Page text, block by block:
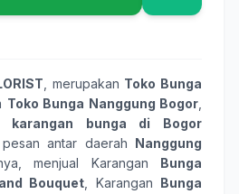
, merupakan Toko Bunga
Toko Bunga Nanggung Bogor
karangan bunga
di Bogor
pesan antar daerah Nanggung
menjual Karangan Bunga
Bouquet , Karangan Bunga